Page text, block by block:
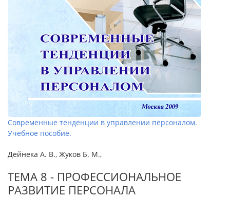
Современные тенденции в управлении персоналом.
Учебное пособие.
Дейнека А. В., Жуков Б. М.,
ТЕМА 8 - ПРОФЕССИОНАЛЬНОЕ
РАЗВИТИЕ ПЕРСОНАЛА